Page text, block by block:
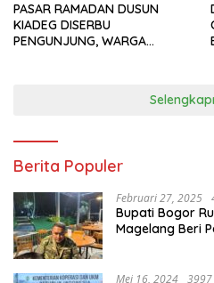
PASAR RAMADAN DUSUN
KIADEG DISERBU
PENGUNJUNG, WARGA
Berita Populer
Februari 27, 2025
Bupati Bogor
Magelang Beri
Mei 16, 2024